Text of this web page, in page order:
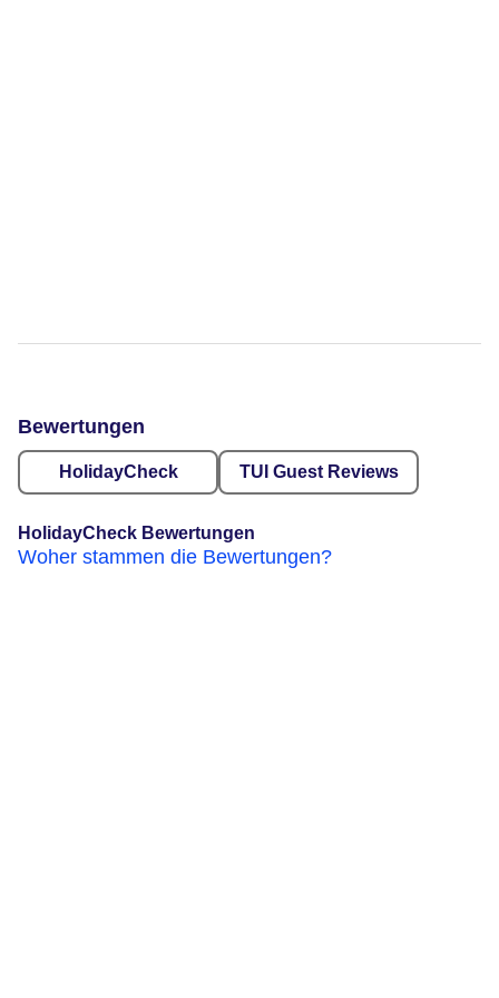
Bewertungen
HolidayCheck TUI Guest Reviews
HolidayCheck Bewertungen
Woher stammen die Bewertungen?